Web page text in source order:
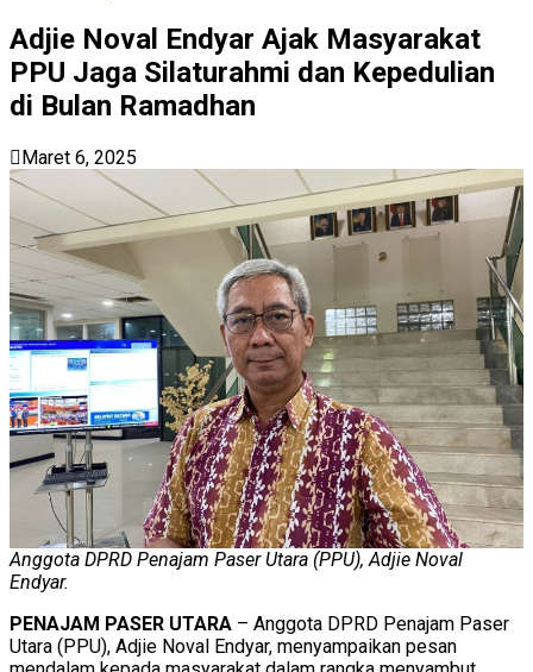
Adjie Noval Endyar Ajak Masyarakat
PPU Jaga Silaturahmi dan Kepedulian
di Bulan Ramadhan
Maret 6, 2025
Anggota DPRD Penajam Paser Utara (PPU), Adjie Noval
Endyar.
PENAJAM PASER UTARA – Anggota DPRD Penajam Paser
Utara (PPU), Adjie Noval Endyar, menyampaikan pesan